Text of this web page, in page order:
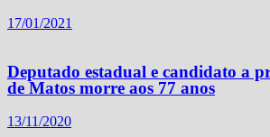
17/01/2021
Deputado estadual e candidato a
de Matos morre aos 77 anos
13/11/2020